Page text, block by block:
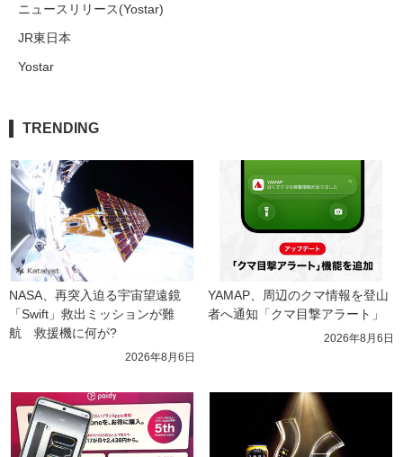
ニュースリリース(Yostar)
JR東日本
Yostar
TRENDING
NASA、再突入迫る宇宙望遠鏡
「Swift」救出ミッションが難
航　救援機に何が?
2026年8月6日
YAMAP、周辺のクマ情報を登山
者へ通知「クマ目撃アラート」
2026年8月6日